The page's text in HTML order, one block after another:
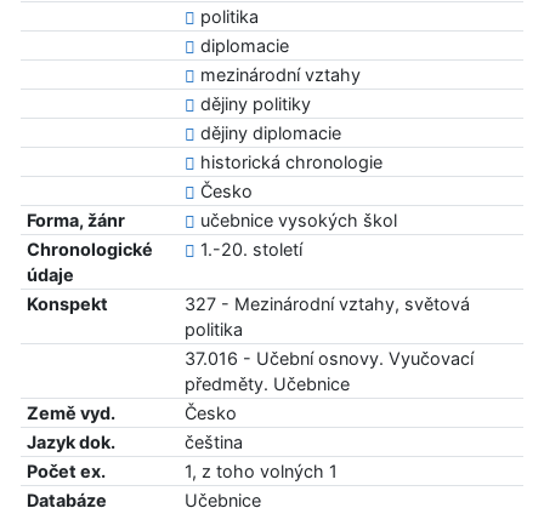
politika
diplomacie
mezinárodní vztahy
dějiny politiky
dějiny diplomacie
historická chronologie
Česko
Forma, žánr
učebnice vysokých škol
Chronologické
údaje
1.-20. století
Konspekt
327 - Mezinárodní vztahy, světová
politika
37.016 - Učební osnovy. Vyučovací
předměty. Učebnice
Země vyd.
Česko
Jazyk dok.
čeština
Počet ex.
1, z toho volných 1
Databáze
Učebnice